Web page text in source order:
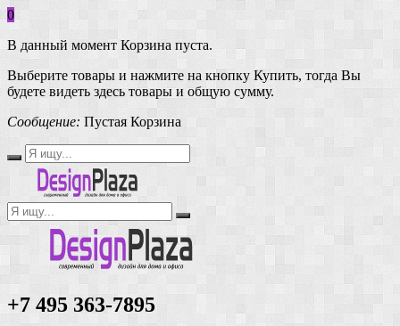
0
В данный момент Корзина пуста.
Выберите товары и нажмите на кнопку Купить, тогда Вы
будете видеть здесь товары и общую сумму.
Сообщение: Пустая Корзина
+7 495 363-7895